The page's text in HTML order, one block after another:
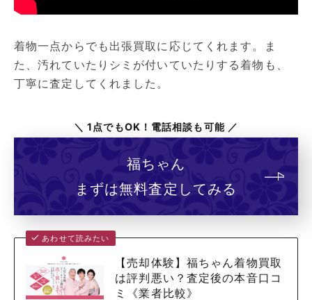
着物一点からでも出張買取に応じてくれます。ま
た、汚れていたりシミが付いていたりする着物も、
丁寧に査定してくれました。
＼ 1点でもOK！電話相談も可能 ／
福ちゃん
まずは無料査定してみる
あわせて読みたい
【売却体験】福ちゃん着物買取
は評判悪い？査定後の本音口コ
ミ《業者比較》